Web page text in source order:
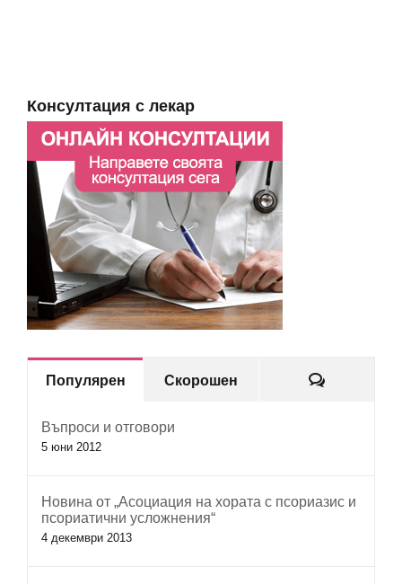
Консултация с лекар
Популярен Скорошен Коментари
Въпроси и отговори
5 юни 2012
Новина от „Асоциация на хората с псориазис и
псориатични усложнения“
4 декември 2013